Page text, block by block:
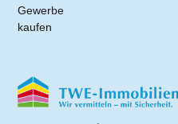
Gewerbe
kaufen